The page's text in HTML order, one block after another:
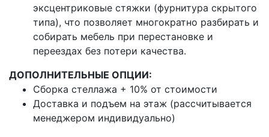
эксцентриковые стяжки (фурнитура скрытого
типа), что позволяет многократно разбирать и
собирать мебель при перестановке и
переездах без потери качества.
ДОПОЛНИТЕЛЬНЫЕ ОПЦИИ:
Сборка стеллажа + 10% от стоимости
Доставка и подъем на этаж (рассчитывается
менеджером индивидуально)